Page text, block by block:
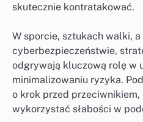
skutecznie kontratakować.
W sporcie, sztukach walki,
cyberbezpieczeństwie,
odgrywają kluczową rolę w
minimalizowaniu ryzyka.
o krok przed
wykorzystać słabości w